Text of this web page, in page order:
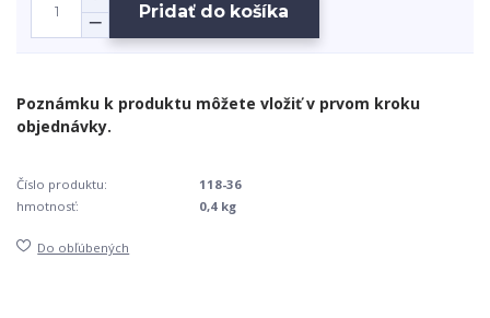
Pridať do košíka
Číslo produktu:
118-36
hmotnosť:
0,4 kg
Do obľúbených